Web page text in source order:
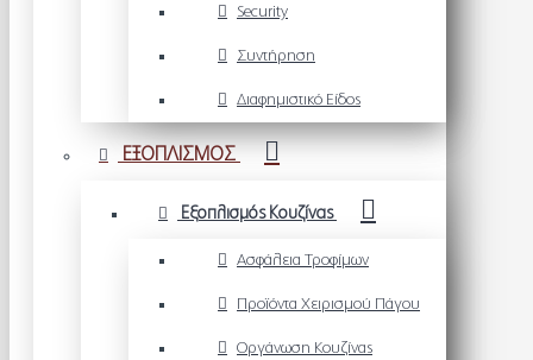
Security
Συντήρηση
Διαφημιστικό Είδος
ΕΞΟΠΛΙΣΜΟΣ
Εξοπλισμός Κουζίνας
Ασφάλεια Τροφίμων
Προϊόντα Χειρισμού Πάγου
Οργάνωση Κουζίνας